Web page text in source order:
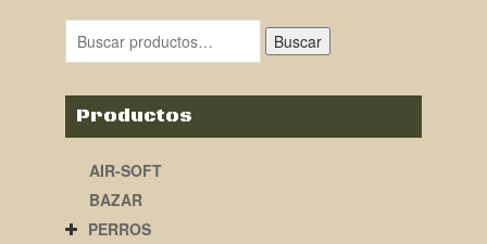
Buscar
Productos
AIR-SOFT
BAZAR
PERROS